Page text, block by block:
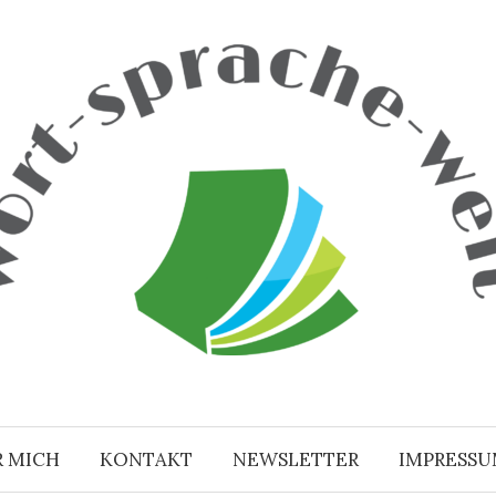
MICH KONTAKT NEWSLETTER